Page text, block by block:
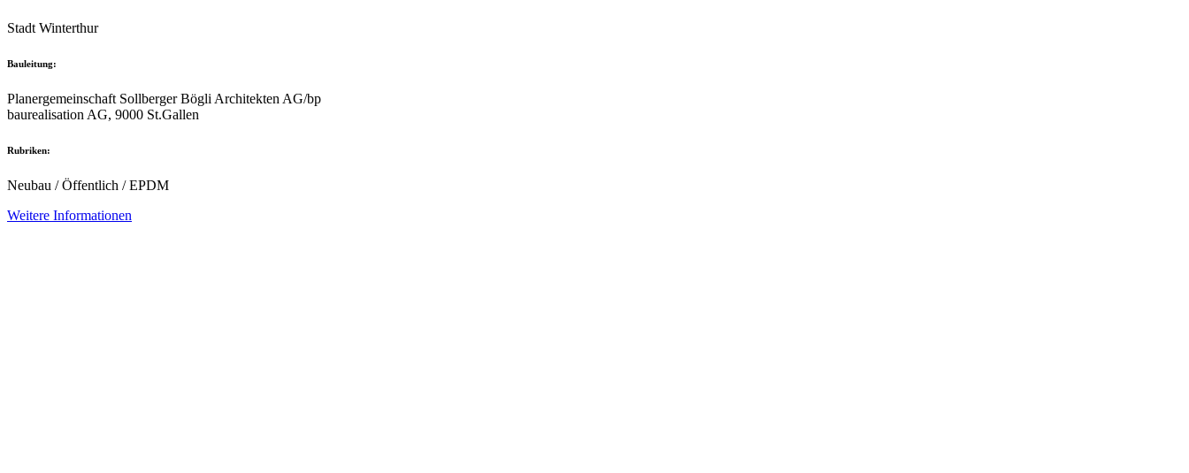
Stadt Winterthur
Bauleitung:
Planergemeinschaft Sollberger Bögli Architekten AG/bp
baurealisation AG, 9000 St.Gallen
Rubriken:
Neubau / Öffentlich / EPDM
Weitere Informationen